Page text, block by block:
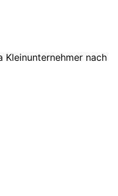
Kleinunternehmer nach